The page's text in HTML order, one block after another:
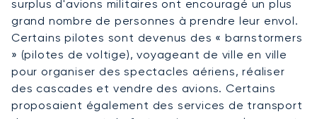
surplus d'avions militaires ont encouragé un plus
grand nombre de personnes à prendre leur envol.
Certains pilotes sont devenus des « barnstormers
» (pilotes de voltige), voyageant de ville en ville
pour organiser des spectacles aériens, réaliser
des cascades et vendre des avions. Certains
proposaient également des services de transport